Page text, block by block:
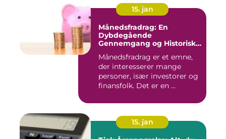
15. jan
Månedsfradrag: En
Dybdegående
Gennemgang og Historisk
Månedsfradrag er et emne,
der interesserer mange
personer, især investorer og
finansfolk. Det er en ...
15. jan